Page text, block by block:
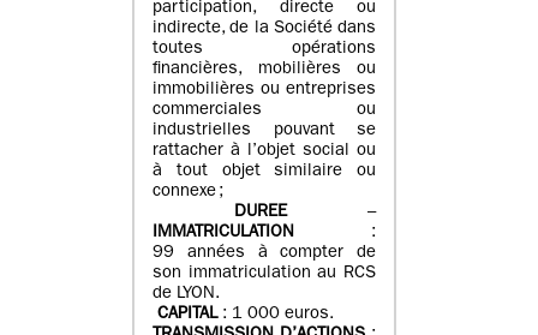
participation, directe ou
indirecte, de la Société dans
toutes opérations
financières, mobilières ou
immobilières ou entreprises
commerciales ou
industrielles pouvant se
rattacher à l’objet social ou
à tout objet similaire ou
connexe ;
DUREE–
IMMATRICULATION :
99 années à compter de
son immatriculation au RCS
de LYON.
CAPITAL: 1 000 euros.